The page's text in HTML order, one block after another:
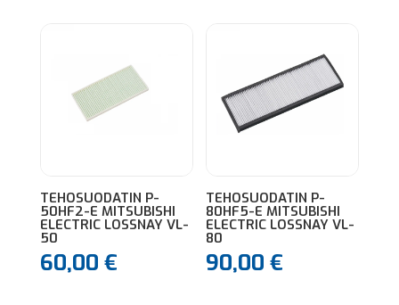
TEHOSUODATIN P-
50HF2-E MITSUBISHI
ELECTRIC LOSSNAY VL-
50
60,00 €
TEHOSUODATIN P-
80HF5-E MITSUBISHI
ELECTRIC LOSSNAY VL-
80
90,00€